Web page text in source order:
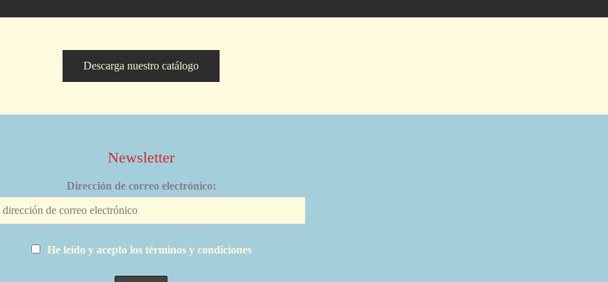
Descarga nuestro catálogo
Newsletter
Dirección de correo electrónico:
He leído y acepto los términos y condiciones